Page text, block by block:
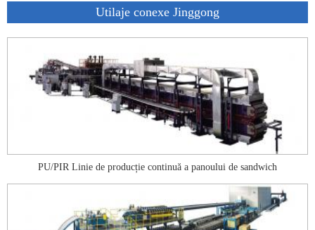
Utilaje conexe Jinggong
PU/PIR Linie de producție continuă a panoului de sandwich